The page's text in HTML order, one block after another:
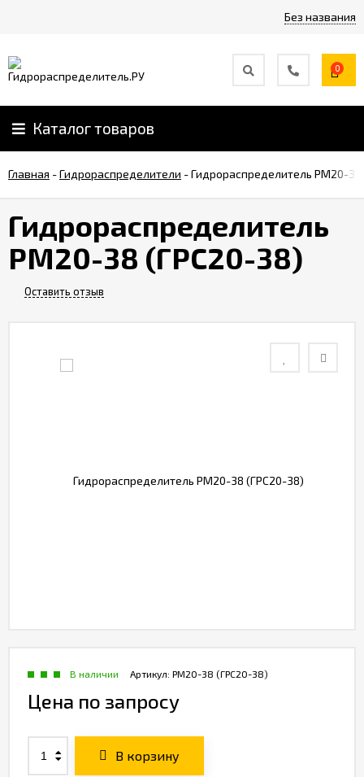
Без названия
0
Каталог товаров
Главная -Гидрораспределители -Гидрораспределитель РМ20-
Гидрораспределитель
РМ20-38 (ГРС20-38)
Оставить отзыв
Артикул: РМ20-38 (ГРС20-38)
В наличии
Цена по запросу
В корзину